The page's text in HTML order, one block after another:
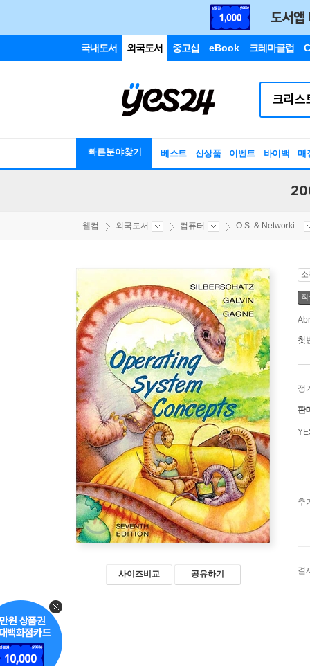
국내도서 외국도서 중고샵 eBook 크레마클럽
빠른분야찾기 베스트 신상품 이벤트 바이백 매
웰컴 외국도서 컴퓨터 O.S. & Networki...
사이즈비교 공유하기
첫
정
판
추
결